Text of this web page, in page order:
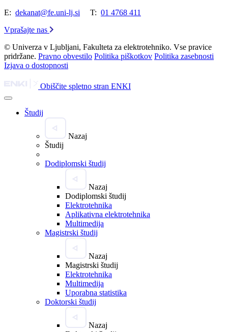
E: dekanat@fe.uni-lj.si T: 01 4768 411
Vprašajte nas
© Univerza v Ljubljani, Fakulteta za elektrotehniko. Vse pravice
pridržane. Pravno obvestilo Politika piškotkov Politika zasebnosti
Izjava o dostopnosti
Obiščite spletno stran ENKI
Študij
Nazaj
Študij
Dodiplomski študij
Nazaj
Dodiplomski študij
Elektrotehnika
Aplikativna elektrotehnika
Multimedija
Magistrski študij
Nazaj
Magistrski študij
Elektrotehnika
Multimedija
Uporabna statistika
Doktorski študij
Nazaj